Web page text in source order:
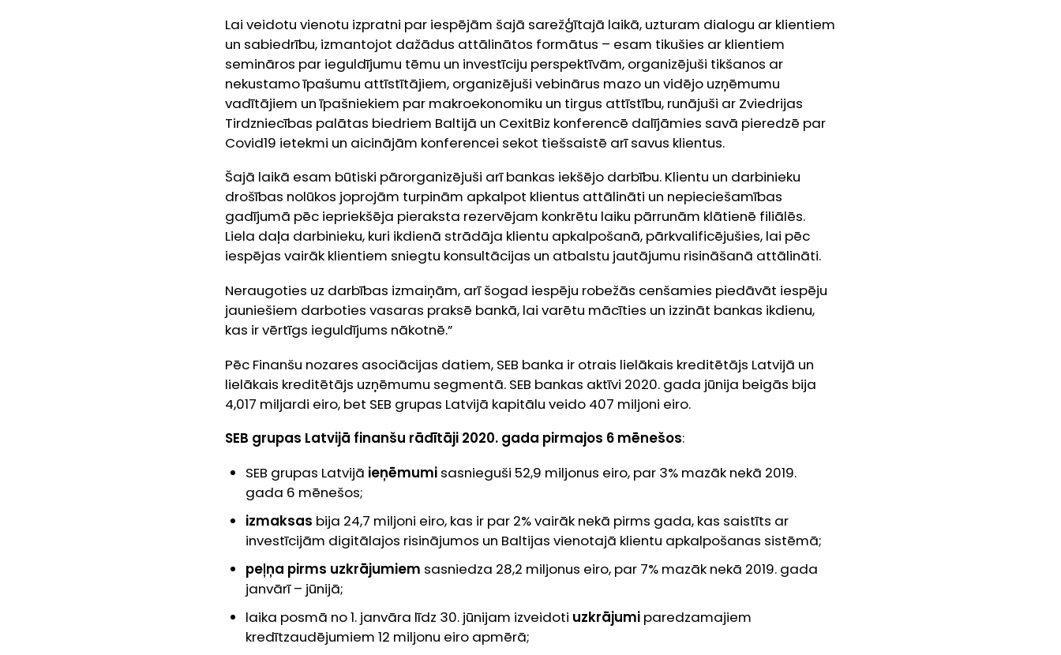
Lai veidotu vienotu izpratni par iespējām šajā sarežģītajā laikā, uzturam dialogu ar klientiem
un sabiedrību, izmantojot dažādus attālinātos formātus – esam tikušies ar klientiem
semināros par ieguldījumu tēmu un investīciju perspektīvām, organizējuši tikšanos ar
nekustamo īpašumu attīstītājiem, organizējuši vebinārus mazo un vidējo uzņēmumu
vadītājiem un īpašniekiem par makroekonomiku un tirgus attīstību, runājuši ar Zviedrijas
Tirdzniecības palātas biedriem Baltijā un CexitBiz konferencē dalījāmies savā pieredzē par
Covid19 ietekmi un aicinājām konferencei sekot tiešsaistē arī savus klientus.
Šajā laikā esam būtiski pārorganizējuši arī bankas iekšējo darbību. Klientu un darbinieku
drošības nolūkos joprojām turpinām apkalpot klientus attālināti un nepieciešamības
gadījumā pēc iepriekšēja pieraksta rezervējam konkrētu laiku pārrunām klātienē filiālēs.
Liela daļa darbinieku, kuri ikdienā strādāja klientu apkalpošanā, pārkvalificējušies, lai pēc
iespējas vairāk klientiem sniegtu konsultācijas un atbalstu jautājumu risināšanā attālināti.
Neraugoties uz darbības izmaiņām, arī šogad iespēju robežās cenšamies piedāvāt iespēju
jauniešiem darboties vasaras praksē bankā, lai varētu mācīties un izzināt bankas ikdienu,
kas ir vērtīgs ieguldījums nākotnē.”
Pēc Finanšu nozares asociācijas datiem, SEB banka ir otrais lielākais kreditētājs Latvijā un
lielākais kreditētājs uzņēmumu segmentā. SEB bankas aktīvi 2020. gada jūnija beigās bija
4,017 miljardi eiro, bet SEB grupas Latvijā kapitālu veido 407 miljoni eiro.
SEB grupas Latvijā finanšu rādītāji 2020. gada pirmajos 6 mēnešos:
SEB grupas Latvijā ieņēmumi sasnieguši 52,9 miljonus eiro, par 3% mazāk nekā 2019.
gada 6 mēnešos;
izmaksas bija 24,7 miljoni eiro, kas ir par 2% vairāk nekā pirms gada, kas saistīts ar
investīcijām digitālajos risinājumos un Baltijas vienotajā klientu apkalpošanas sistēmā;
peļņa pirms uzkrājumiem sasniedza 28,2 miljonus eiro, par 7% mazāk nekā 2019. gada
janvārī – jūnijā;
laika posmā no 1. janvāra līdz 30. jūnijam izveidoti uzkrājumi paredzamajiem
kredītzaudējumiem 12 miljonu eiro apmērā;